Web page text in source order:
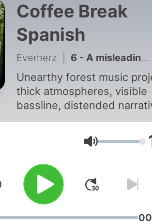
Coffee Break
Spanish
Everherz 6 - A misleading success
Unearthy forest music
thick atmospheres, visible
bassline, distended
More stuff ↓↓↓
Jačina zvuka